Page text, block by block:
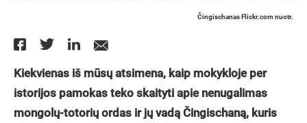
Čingischanas Flickr.com nuotr.
Kiekvienas iš mūsų atsimena, kaip mokykloje per
istorijos pamokas teko skaityti apie nenugalimas
mongolų-totorių ordas ir jų vadą Čingischaną, kuris